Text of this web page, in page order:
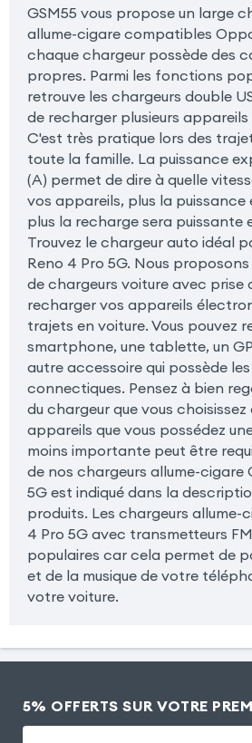
GSM55 vous propose un large
allume-cigare compatibles
chaque chargeur possède des
propres. Parmi les fonctions
retrouve les chargeurs double
de recharger plusieurs
C'est très pratique lors des
toute la famille. La puissance
(A) permet de dire à quelle
vos appareils, plus la
plus la recharge sera puissante
Trouvez le chargeur auto idéal
Reno 4 Pro 5G. Nous
de chargeurs voiture avec prise
recharger vos appareils
trajets en voiture. Vous pouvez
smartphone, une tablette, un
autre accessoire qui possède
connectiques. Pensez à bien
du chargeur que vous
appareils que vous possédez
moins importante peut être
de nos chargeurs allume-cigare
5G est indiqué dans la
produits. Les chargeurs allume-
4 Pro 5G avec transmetteurs
populaires car cela permet de
et de la musique de votre
votre voiture.
5% OFFERTS SUR VOTRE